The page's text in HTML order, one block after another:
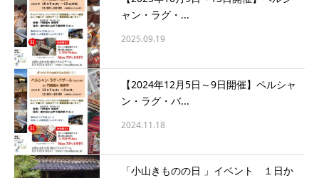
ャン・ラグ・...
2025.09.19
【2024年12月5日～9日開催】ペルシャ
ン・ラグ・バ...
2024.11.18
「小山きものの日 」イベント １日か